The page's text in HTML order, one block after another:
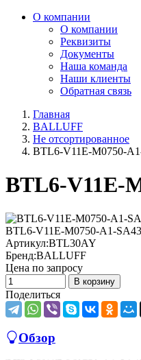
О компании
О компании
Реквизиты
Документы
Наша команда
Наши клиенты
Обратная связь
Главная
BALLUFF
Не отсортированное
BTL6-V11E-M0750-
BTL6-V11E-
BTL6-V11E-M0750-A1-
Артикул:BTL30AY
Бренд:BALLUFF
Цена по запросу
В корзину
Поделиться
Обзор